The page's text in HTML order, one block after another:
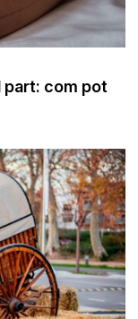
part: com pot